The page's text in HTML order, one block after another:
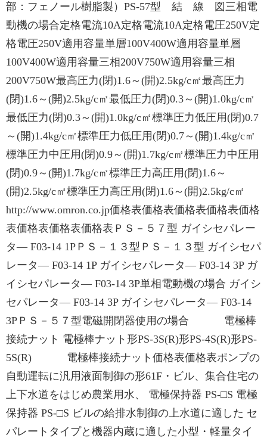
部：フェノール樹脂製）PS-57型 結 線 図三相電
動機の場合定格電流10A定格電流10A定格電圧250V定
格電圧250V適用容量単層100V400W適用容量単層
100V400W適用容量三相200V750W適用容量三相
200V750W最高圧力(閉)1.6～(開)2.5kg/c㎡最高圧力
(閉)1.6～(開)2.5kg/c㎡最低圧力(閉)0.3～(開)1.0kg/c㎡
最低圧力(閉)0.3～(開)1.0kg/c㎡標準圧力低圧用(閉)0.7
～(開)1.4kg/c㎡標準圧力低圧用(閉)0.7～(開)1.4kg/c㎡
標準圧力中圧用(閉)0.9～(開)1.7kg/c㎡標準圧力中圧用
(閉)0.9～(開)1.7kg/c㎡標準圧力高圧用(閉)1.6～
(開)2.5kg/c㎡標準圧力高圧用(閉)1.6～(開)2.5kg/c㎡
http://www.omron.co.jp価格表価格表価格表価格表価格
表価格表価格表価格表ＰＳ－５７型 ガイシセパレー
タ― F03-14 1PＰＳ－１３型ＰＳ－１３型 ガイシセパ
レータ― F03-14 1P ガイシセパレータ― F03-14 3P ガ
イシセパレータ― F03-14 3P単相電動機の場合 ガイシ
セパレータ― F03-14 3P ガイシセパレータ― F03-14
3PＰＳ－５７型電磁開閉器使用の場合 電極棒
接続ナット 電極棒ナット形PS-3S(R)形PS-4S(R)形PS-
5S(R) 電極棒接続ナット価格表価格表ポンプの
自動運転に汎用液面制御の形61F・ビル、集合住宅の
上下水道をはじめ農業用水、 電極保持器 PS-□S 電極
保持器 PS-□S ビルの給排水制御の上水道に適した セ
パレートタイプと機器内蔵に適した⼩型・軽量タイ